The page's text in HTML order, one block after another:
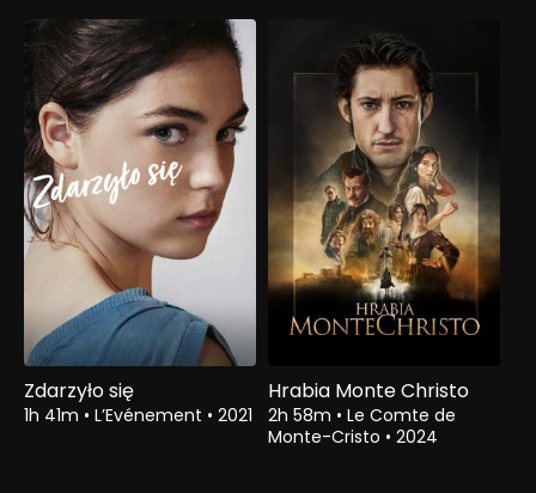
Zdarzyło się
1h 41m • L’Evénement • 2021
Hrabia Monte Christo
2h 58m • Le Comte de
Monte-Cristo • 2024